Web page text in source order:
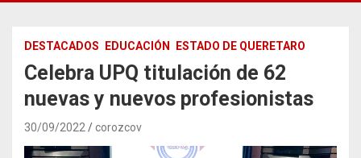
DESTACADOS EDUCACIÓN ESTADO DE QUERETARO
Celebra UPQ titulación de 62
nuevas y nuevos profesionistas
30/09/2022 corozcov